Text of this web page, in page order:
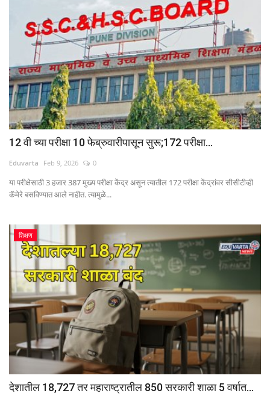
12 वी च्या परीक्षा 10 फेब्रुवारीपासून सुरू;172 परीक्षा...
Eduvarta Feb 9, 2026 0
या परीक्षेसाठी 3 हजार 387 मुख्य परीक्षा केंद्र असून त्यातील 172 परीक्षा केंद्रांवर सीसीटीव्ही
कॅमेरे बसविण्यात आले नाहीत. त्यामुळे...
शिक्षण
देशातील 18,727 तर महाराष्ट्रातील 850 सरकारी शाळा 5 वर्षात...